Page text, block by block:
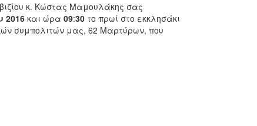
κ. Κώστας Μαμουλάκης σας
2016και ώρα 09:30το πρωί στο εκκλησάκι
συμπολιτών μας, 62 Μαρτύρων, που